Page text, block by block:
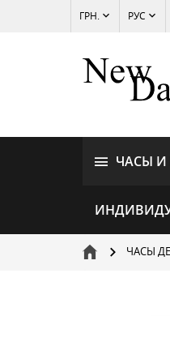
ГРН. РУС
ЧАСЫ
ЧАСЫ